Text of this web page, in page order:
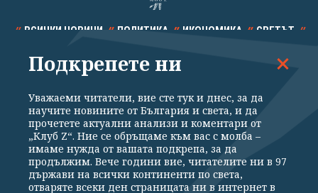
ВСИЧКИ НОВИНИ ПОЛИТИКА ИКОНОМИКА СВЕТЪТ
СПОРТ КУЛТУРА ТЕХНОЛОГИИ КАЛЕЙДОСКОП
Общи условия
Политика за поверителност
Реклама
Партньори Контакти За Клуб Z
Подкрепете ни
Уважаеми читатели, вие сте тук и днес, за да
научите новините от България и света, и да
прочетете актуални анализи и коментари от
„Клуб Z“. Ние се обръщаме към вас с молба –
имаме нужда от вашата подкрепа, за да
продължим. Вече години вие, читателите ни в 97
държави на всички континенти по света,
отваряте всеки ден страницата ни в интернет в